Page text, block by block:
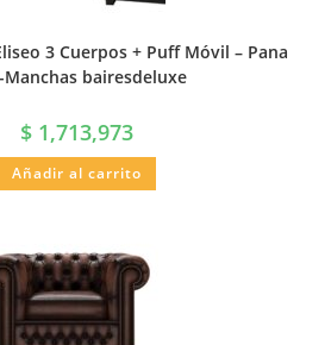
3 Cuerpos + Puff Móvil – Pana
bairesdeluxe
$1,713,973
Añadir al carrito